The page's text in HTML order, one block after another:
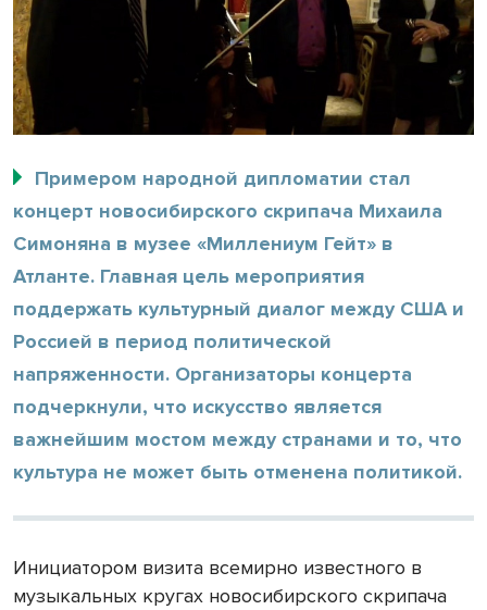
Примером народной дипломатии стал
концерт новосибирского скрипача Михаила
Симоняна в музее «Миллениум Гейт» в
Атланте. Главная цель мероприятия
поддержать культурный диалог между США и
Россией в период политической
напряженности. Организаторы концерта
подчеркнули, что искусство является
важнейшим мостом между странами и то, что
культура не может быть отменена политикой.
Инициатором визита всемирно известного в
музыкальных кругах новосибирского скрипача